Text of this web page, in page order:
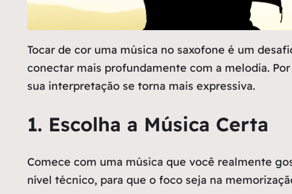
Tocar de cor uma música no saxofone é um
conectar mais profundamente com a melodia.
sua interpretação se torna mais expressiva.
1. Escolha a Música Certa
Comece com uma música que você realmente
nível técnico, para que o foco seja na